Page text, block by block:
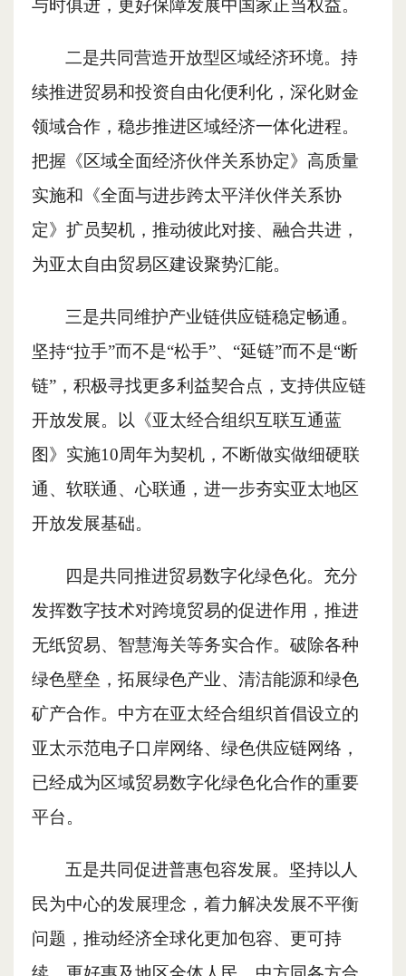
与时俱进，更好保障发展中国家正当权益。
二是共同营造开放型区域经济环境。持
续推进贸易和投资自由化便利化，深化财金
领域合作，稳步推进区域经济一体化进程。
把握《区域全面经济伙伴关系协定》高质量
实施和《全面与进步跨太平洋伙伴关系协
定》扩员契机，推动彼此对接、融合共进，
为亚太自由贸易区建设聚势汇能。
三是共同维护产业链供应链稳定畅通。
坚持“拉手”而不是“松手”、“延链”而不是“断
链”，积极寻找更多利益契合点，支持供应链
开放发展。以《亚太经合组织互联互通蓝
图》实施10周年为契机，不断做实做细硬联
通、软联通、心联通，进一步夯实亚太地区
开放发展基础。
四是共同推进贸易数字化绿色化。充分
发挥数字技术对跨境贸易的促进作用，推进
无纸贸易、智慧海关等务实合作。破除各种
绿色壁垒，拓展绿色产业、清洁能源和绿色
矿产合作。中方在亚太经合组织首倡设立的
亚太示范电子口岸网络、绿色供应链网络，
已经成为区域贸易数字化绿色化合作的重要
平台。
五是共同促进普惠包容发展。坚持以人
民为中心的发展理念，着力解决发展不平衡
问题，推动经济全球化更加包容、更可持